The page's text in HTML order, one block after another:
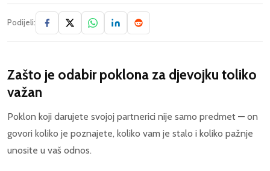
Podijeli:
Zašto je odabir poklona za djevojku toliko
važan
Poklon koji darujete svojoj partnerici nije samo predmet — on
govori koliko je poznajete, koliko vam je stalo i koliko pažnje
unosite u vaš odnos.